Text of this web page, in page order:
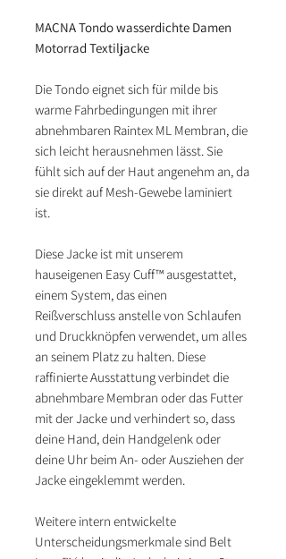
MACNA Tondo wasserdichte Damen
Motorrad Textiljacke
Die Tondo eignet sich für milde bis
warme Fahrbedingungen mit ihrer
abnehmbaren Raintex ML Membran, die
sich leicht herausnehmen lässt. Sie
fühlt sich auf der Haut angenehm an, da
sie direkt auf Mesh-Gewebe laminiert
ist.
Diese Jacke ist mit unserem
hauseigenen Easy Cuff™ ausgestattet,
einem System, das einen
Reißverschluss anstelle von Schlaufen
und Druckknöpfen verwendet, um alles
an seinem Platz zu halten. Diese
raffinierte Ausstattung verbindet die
abnehmbare Membran oder das Futter
mit der Jacke und verhindert so, dass
deine Hand, dein Handgelenk oder
deine Uhr beim An- oder Ausziehen der
Jacke eingeklemmt werden.
Weitere intern entwickelte
Unterscheidungsmerkmale sind Belt